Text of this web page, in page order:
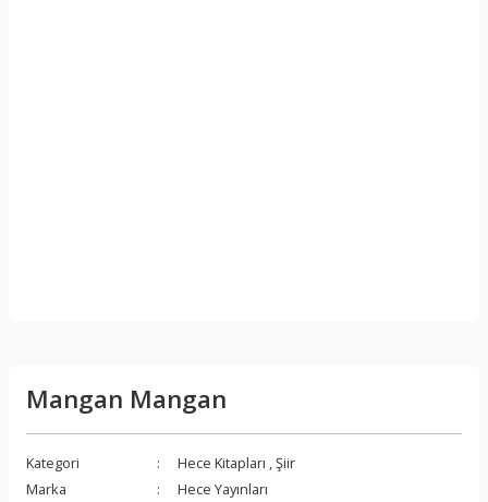
Mangan Mangan
Kategori Hece Kitapları ,Şiir
Marka
Hece Yayınları